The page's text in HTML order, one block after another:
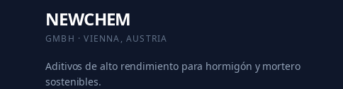
NEWCHEM
GMBH · VIENNA, AUSTRIA
Aditivos de alto rendimiento para hormigón y mortero
sostenibles.